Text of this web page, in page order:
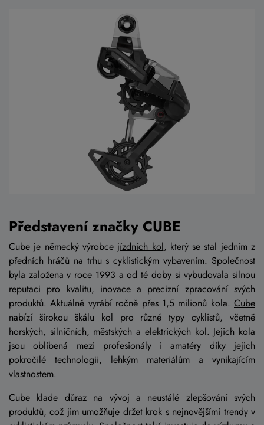
Představení značky CUBE
Cube je německý výrobce jízdních kol, který se stal jedním z
předních hráčů na trhu s cyklistickým vybavením. Společnost
byla založena v roce 1993 a od té doby si vybudovala silnou
reputaci pro kvalitu, inovace a precizní zpracování svých
produktů. Aktuálně vyrábí ročně přes 1,5 milionů kola. Cube
nabízí širokou škálu kol pro různé typy cyklistů, včetně
horských, silničních, městských a elektrických kol. Jejich kola
jsou oblíbená mezi profesionály i amatéry díky jejich
pokročilé technologii, lehkým materiálům a vynikajícím
vlastnostem.
Cube klade důraz na vývoj a neustálé zlepšování svých
produktů, což jim umožňuje držet krok s nejnovějšími trendy v